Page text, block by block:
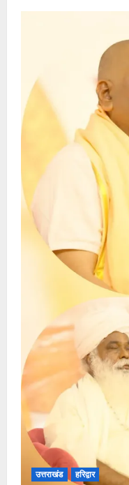
भक्तों
भीड़,व्यवस्थाओं
श्रद्धालु
गदगद
उत्तराखंड हरिद्वार